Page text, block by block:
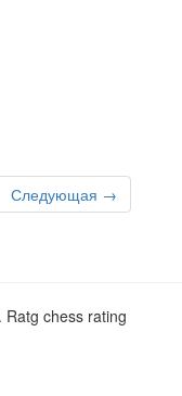
Следующая →
chess rating